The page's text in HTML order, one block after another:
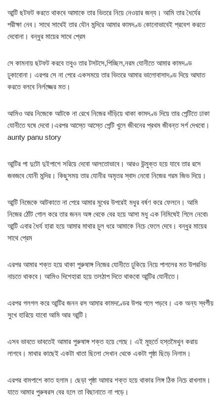
আন্টি ছটফট করতে থাকবে আমাকে তার ভিতরে নিয়ে নেওয়ার জন্য। আমি তার ধৈর্যের
পরীক্ষা নেব। সাথে সাথেই তার যৌন মন্দিরে আমার কামদণ্ড কোনোভাবেই প্রবেশ করতে
দেবোনা। বন্ধুর মায়ের সাথে প্রেম
সে কামনায় ছটফট করবে তবুও তার টসটসে,পিচ্ছিল,নরম যোনীতে আমার কামদণ্ড
ঢুকাবোনা। এরপর সে না পেরে একসময়ে তার ভিতরে আমার ভালোবাসাদণ্ড দিয়ে আঘাত
করতে বলবে নির্লজ্জের মত।
আমিও আর নিজেকে আটকে না রেখে নিজের দাঁড়িয়ে থাকা কামদণ্ড দিয়ে তার পেন্টিতে ঢাকা
যোনীতে ঘষে দেবো।এরপর আস্তে আস্তে পেন্টি খুলে জীবনের প্রথম জীবন্ত সর্গ দেখবো।
aunty panu story
আন্টির পা দুটো দুইপাশে সরিয়ে দেবো আলতোভাবে। আরও উন্মুক্ত হয়ে যাবে তার রসে
জবজবে যোনী মন্দির। কিছুসময় তার যোনীর অমৃতর স্বাদ নেবো নিজের গরম জিভ দিয়ে।
আন্টি নিজেকে আটকাতে না পেরে আমার মুখের উপরেই মধুর বর্ষণ করে ফেলনে। আমি
নিজের ঠোঁট গোল করে তার জনন অঙ্গ থেকে বের হয়ে আসা মধু এক নিমিষেই গিলে নেবো৷
আন্টি এবার ধৈর্য হারা হয়ে আমার মাথার চুল ধরে আমাকে নিচে ফেলে দেবে। বন্ধুর মায়ের
সাথে প্রেম
এরপর আমার শক্ত হয়ে থাকা পুরুষাঙ্গ নিজের যোনীতে ঢুকিয়ে নিয়ে পাগলের মত উপরনিচ
নাচতে থাকবে। আমিও দিশেহারা হয়ে তলঠাপ দিতে থাকবো আন্টির যোনীতে।
এরপর গলগল করে আন্টির জনন রস আমার কামদণ্ডের উপর গলে পড়বে। এক অন্য স্বর্গীয়
সুখে হারিয়ে যাবো আমি আর আন্টি।
এসব ভাবতে ভাবতেই আমার পুরুষাঙ্গ শক্ত হয়ে গেছে। এই মুহুর্তে হস্তমৈথুন করায়
লাগবে। মাথার কাছেই একটা খাতা ছিলো সেখান থেকে একটা পৃষ্ঠা ছিড়ে নিলাম।
এরপর বামপাশে কাত হলাম। ছেড়া পৃষ্ঠা আমার শক্ত হয়ে থাকার লিঙ্গ ঠিক নিচে রাখলাম।
যাতে আমার পুরুষরস বের হলে তা বিছানাতে না পড়ে।